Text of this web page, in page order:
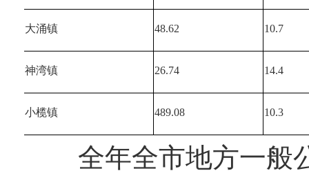
大涌镇 48.62 10.7
神湾镇 26.74 14.4
小榄镇 489.08 10.3
全年全市地方一般公